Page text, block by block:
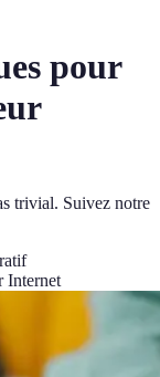
pour
trivial. Suivez notre
Internet